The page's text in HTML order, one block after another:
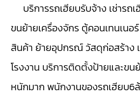
บริการรถเฮียบรับจ้าง เช่ารถเ
ขนย้ายเครื่องจักร ตู้คอนเทนเนอ
สินค้า ย้ายอุปกรณ์ วัสดุก่อสร้าง
โรงงาน บริการติดตั้งป้ายและข
หนักมาก พนักงานของรถเฮียบ6